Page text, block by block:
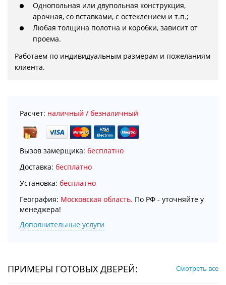
Однопольная или двупольная конструкция,
арочная, со вставками, с остеклением и т.п.;
Любая толщина полотна и коробки, зависит от
проема.
Работаем по индивидуальным размерам и пожеланиям
клиента.
Расчет: наличный / безналичный
Вызов замерщика: бесплатно
Доставка: бесплатно
Установка: бесплатно
География: Московская область. По РФ - уточняйте у
менеджера!
Дополнительные услуги
ПРИМЕРЫ ГОТОВЫХ ДВЕРЕЙ: Смотреть все